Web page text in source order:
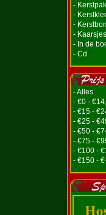
-
-
-
-
- In de
- Cd
- Alles
- €0 -
- €15 -
- €25 -
- €50 -
- €75 -
- €100 -
- €150 -